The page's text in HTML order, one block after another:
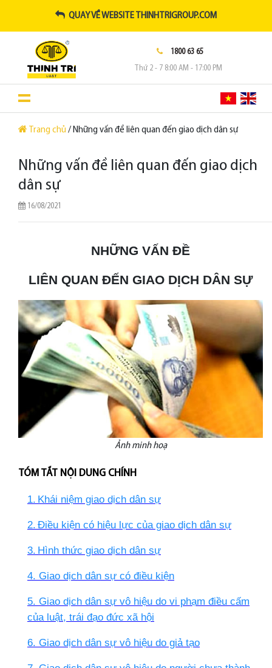
QUAY VỀ WEBSITE THINHTRIGROUP.COM
1800 63 65
Thứ 2 - 7 8:00 AM - 17:00 PM
Trang chủ / Những vấn đề liên quan đến giao dịch dân sự
Những vấn đề liên quan đến giao dịch
dân sự
16/08/2021
NHỮNG VẤN ĐỀ
LIÊN QUAN ĐẾN GIAO DỊCH DÂN SỰ
Ảnh minh hoạ
TÓM TẮT NỘI DUNG CHÍNH
1. Khái niệm giao dịch dân sự
2. Điều kiện có hiệu lực của giao dịch dân sự
3. Hình thức giao dịch dân sự
4. Giao dịch dân sự có điều kiện
5. Giao dịch dân sự vô hiệu do vi phạm điều cấm
của luật, trái đạo đức xã hội
6. Giao dịch dân sự vô hiệu do giả tạo